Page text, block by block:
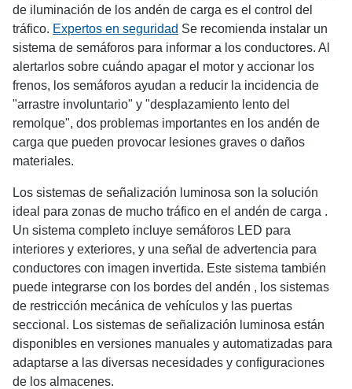
de iluminación de los andén de carga es el control del
tráfico. Expertos en seguridad Se recomienda instalar un
sistema de semáforos para informar a los conductores. Al
alertarlos sobre cuándo apagar el motor y accionar los
frenos, los semáforos ayudan a reducir la incidencia de
"arrastre involuntario" y "desplazamiento lento del
remolque", dos problemas importantes en los andén de
carga que pueden provocar lesiones graves o daños
materiales.
Los sistemas de señalización luminosa son la solución
ideal para zonas de mucho tráfico en el andén de carga .
Un sistema completo incluye semáforos LED para
interiores y exteriores, y una señal de advertencia para
conductores con imagen invertida. Este sistema también
puede integrarse con los bordes del andén , los sistemas
de restricción mecánica de vehículos y las puertas
seccional. Los sistemas de señalización luminosa están
disponibles en versiones manuales y automatizadas para
adaptarse a las diversas necesidades y configuraciones
de los almacenes.